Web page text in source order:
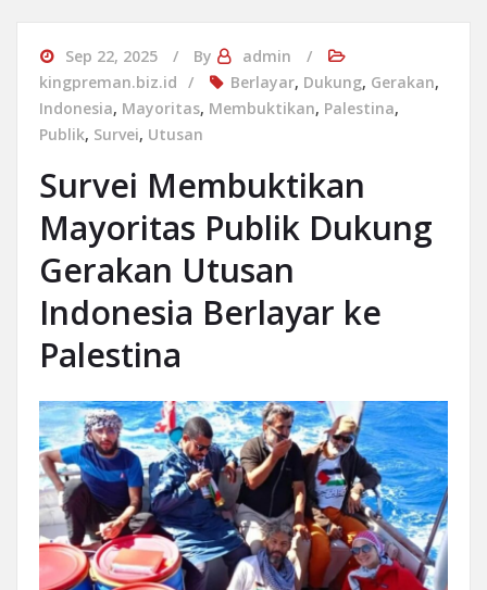
Sep 22, 2025 By
admin
kingpreman.biz.id
Berlayar, Dukung, Gerakan,
Indonesia, Mayoritas, Membuktikan, Palestina,
Publik, Survei, Utusan
Survei Membuktikan
Mayoritas Publik Dukung
Gerakan Utusan
Indonesia Berlayar ke
Palestina